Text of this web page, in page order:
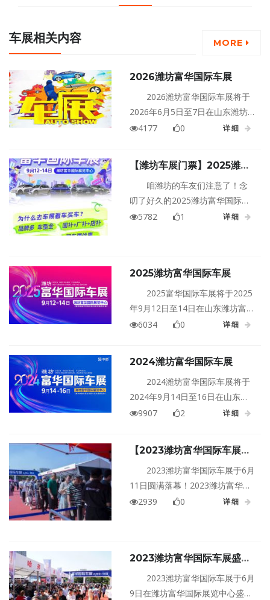
车展相关内容 MORE
2026潍坊富华国际车展
2026潍坊富华国际车展将于
2026年6月5日至7日在山东潍坊
富华国际展览中心盛大举行！
4177 0 详细
【潍坊车展门票】2025潍坊
富华国际车展9月12日启幕！
免费车展门票手慢无！
咱潍坊的车友们注意了！念
叨了好久的2025潍坊富华国际车
展终于要和大家见面了 ——9月
免费的潍坊车展门票领取，有需
要的往下看。
5782 1 详细
2025潍坊富华国际车展
2025富华国际车展将于2025
年9月12日至14日在山东潍坊富华
国际展览中心盛大举行！
6034 0 详细
2024潍坊富华国际车展
2024潍坊富华国际车展将于
2024年9月14日至16日在山东潍
坊富华国际展览中心盛大举行！
9907 2 详细
【2023潍坊富华国际车展圆
满落幕】感谢一起努力的汽车
人……
2023潍坊富华国际车展于6月
11日圆满落幕！2023潍坊富华国
际车展圆满落幕，感谢各参展企
华展览中心，感谢中展伙伴们的
辛勤努力。富华车展继续加油再
创佳绩！
2939 0 详细
2023潍坊富华国际车展盛大
开幕，人气高涨，香车美女，
让利到位，价格到底！
2023潍坊富华国际车展于6月
9日在潍坊富华国际展览中心盛大